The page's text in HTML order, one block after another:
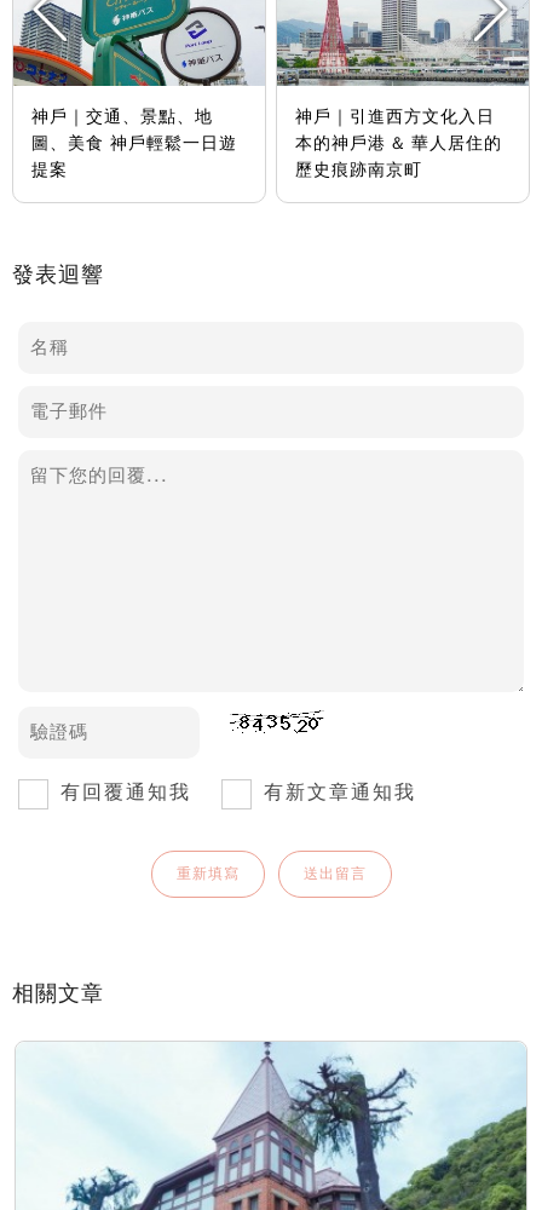
神戶｜交通、景點、地
圖、美食 神戶輕鬆一日遊
提案
神戶｜引進西方文化入日
本的神戶港 & 華人居住的
歷史痕跡南京町
發表迴響
有回覆通知我 有新文章通知我
相關文章